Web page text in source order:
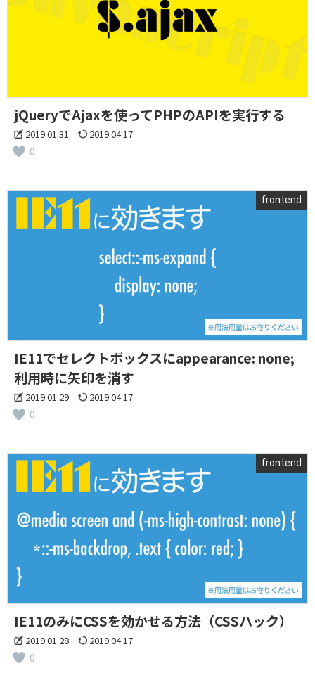
jQueryでAjaxを使ってPHPのAPIを実行する
2019.01.31 2019.04.17
0
frontend
IE11でセレクトボックスにappearance: none;
利用時に矢印を消す
2019.01.29 2019.04.17
0
frontend
IE11のみにCSSを効かせる方法（CSSハック）
2019.01.28 2019.04.17
0